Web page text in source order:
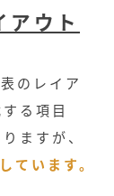
アウト
のレイア
る項目
ますが、
ています。